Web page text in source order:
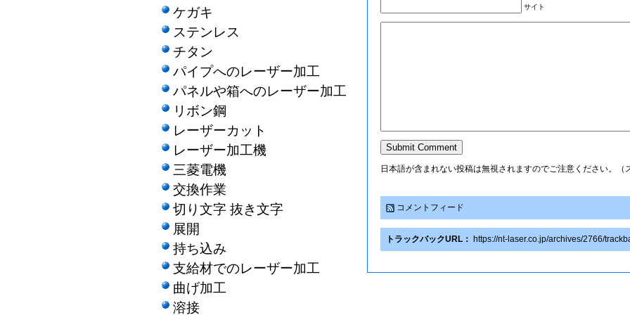
サイト
日本語が含まれない投稿は無視されますのでご注意ください。（
コメントフィード
トラックバックURL： https://nt-laser.co.jp/archives/2766/
ケガキ
ステンレス
チタン
パイプへのレーザー加工
パネルや箱へのレーザー加工
リボン鋼
レーザーカット
レーザー加工機
三菱電機
交換作業
切り文字 抜き文字
展開
持ち込み
支給材でのレーザー加工
曲げ加工
溶接